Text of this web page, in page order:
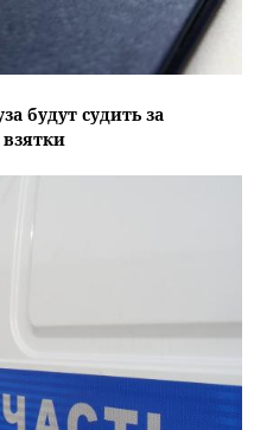
будут судить за